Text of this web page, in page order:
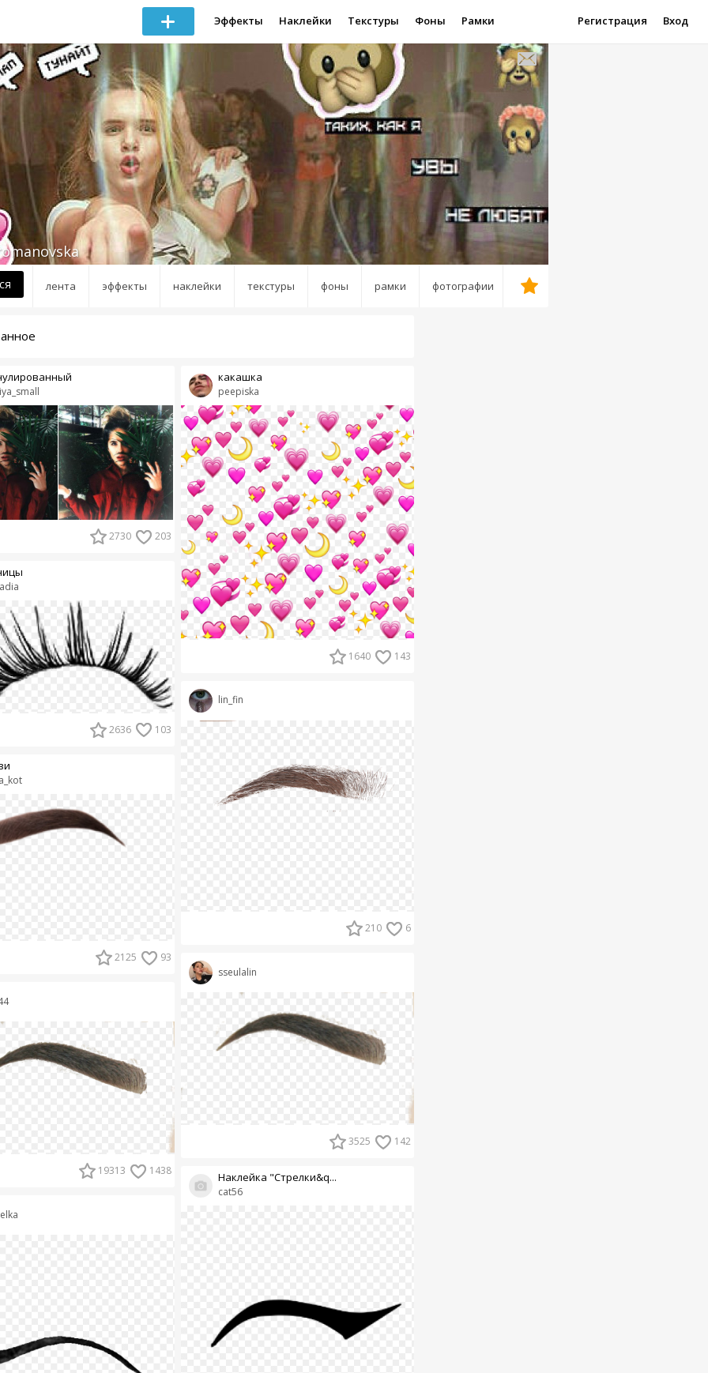
Эффекты Наклейки Текстуры Фоны Рамки Регистрация Вход
лента эффекты наклейки текстуры фоны рамки фотографии
2730 203
2636 103
2125 93
19313 1438
peepiska
какашка
1640 143
lin_fin
210 6
sseulalin
3525 142
cat56
Наклейка "Стрелки&q...